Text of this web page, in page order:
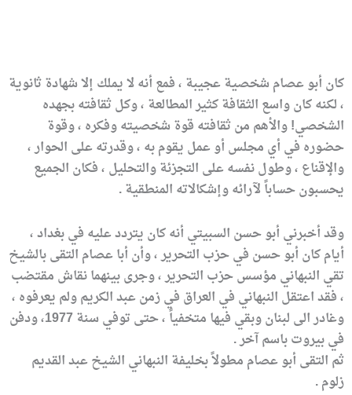
كان أبو عصام شخصية عجيبة ، فمع أنه لا يملك إلا شهادة ثانوية
، لكنه كان واسع الثقافة كثير المطالعة ، وكل ثقافته بجهده
الشخصي! والأهم من ثقافته قوة شخصيته وفكره ، وقوة
حضوره في أي مجلس أو عمل يقوم به ، وقدرته على الحوار ،
والإقناع ، وطول نفسه على التجزئة والتحليل ، فكان الجميع
يحسبون حساباً لآرائه وإشكالاته المنطقية .
وقد أخبرني أبو حسن السبيتي أنه كان يتردد عليه في بغداد ،
أيام كان أبو حسن في حزب التحرير ، وأن أبا عصام التقى بالشيخ
تقي النبهاني مؤسس حزب التحرير ، وجرى بينهما نقاش مقتضب
، فقد اعتقل النبهاني في العراق في زمن عبد الكريم ولم يعرفوه ،
وغادر الى لبنان وبقي فيها متخفياً ، حتى توفي سنة 1977، ودفن
في بيروت باسم آخر .
ثم التقى أبو عصام مطولاً بخليفة النبهاني الشيخ عبد القديم
زلوم .